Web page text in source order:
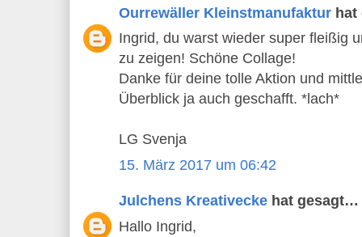
Ourrewäller Kleinstmanufaktur
Ingrid, du warst wieder super fleißig
zu zeigen! Schöne Collage!
Danke für deine tolle Aktion und
Überblick ja auch geschafft. *lach*
LG Svenja
15. März 2017 um 06:42
Julchens Kreativecke hat gesagt…
Hallo Ingrid,